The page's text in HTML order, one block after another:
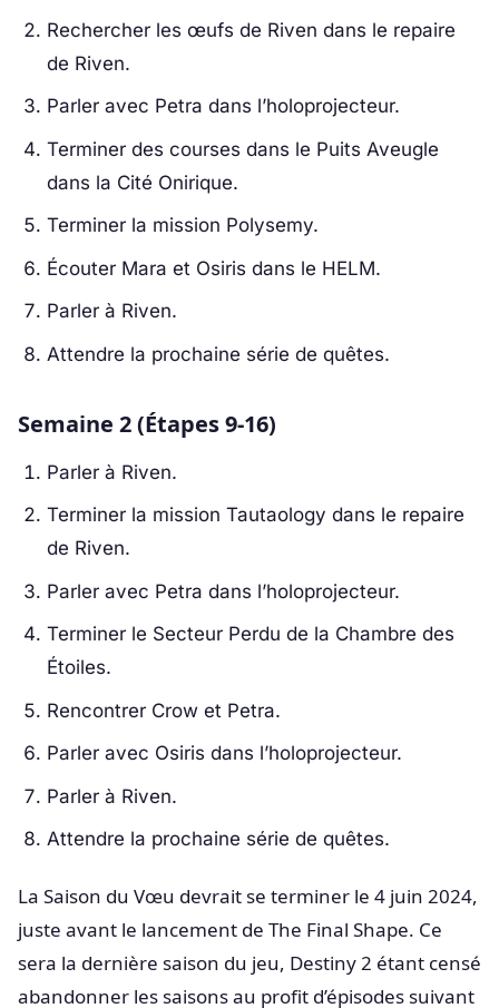
Rechercher les œufs de Riven dans le repaire
de Riven.
Parler avec Petra dans l’holoprojecteur.
Terminer des courses dans le Puits Aveugle
dans la Cité Onirique.
Terminer la mission Polysemy.
Écouter Mara et Osiris dans le HELM.
Parler à Riven.
Attendre la prochaine série de quêtes.
Semaine 2 (Étapes 9-16)
Parler à Riven.
Terminer la mission Tautaology dans le repaire
de Riven.
Parler avec Petra dans l’holoprojecteur.
Terminer le Secteur Perdu de la Chambre des
Étoiles.
Rencontrer Crow et Petra.
Parler avec Osiris dans l’holoprojecteur.
Parler à Riven.
Attendre la prochaine série de quêtes.
La Saison du Vœu devrait se terminer le 4 juin 2024,
juste avant le lancement de The Final Shape. Ce
sera la dernière saison du jeu, Destiny 2 étant censé
abandonner les saisons au profit d’épisodes suivant